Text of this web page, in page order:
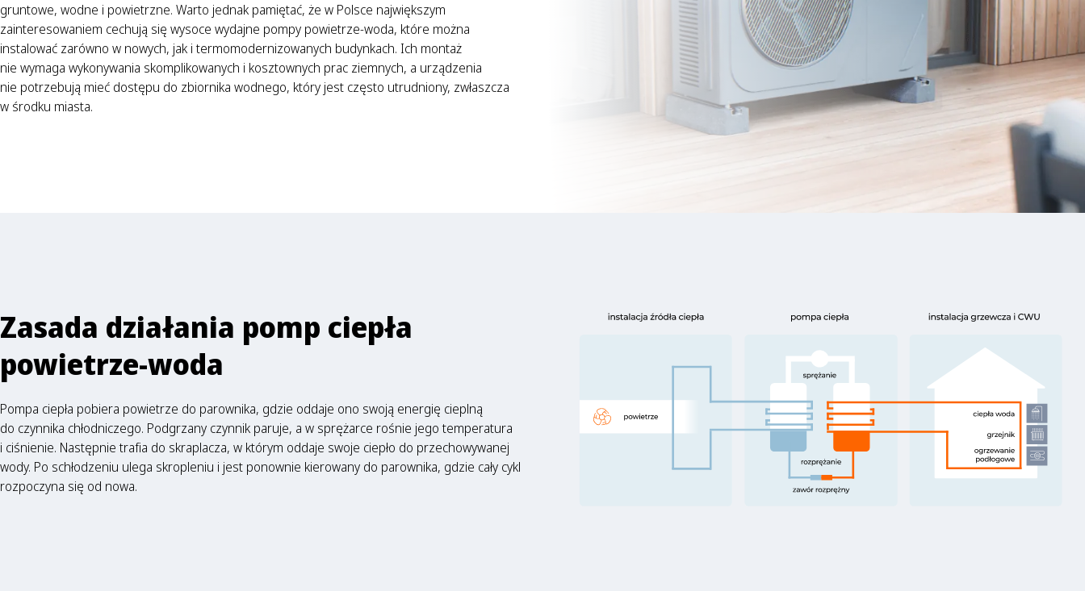
gruntowe, wodne i powietrzne. Warto jednak pamiętać, że w Polsce największym
zainteresowaniem cechują się wysoce wydajne pompy powietrze-woda, które można
instalować zarówno w nowych, jak i termomodernizowanych budynkach. Ich montaż
nie wymaga wykonywania skomplikowanych i kosztownych prac ziemnych, a urządzenia
nie potrzebują mieć dostępu do zbiornika wodnego, który jest często utrudniony, zwłaszcza
w środku miasta.
Zasada działania pomp ciepła
powietrze-woda
Pompa ciepła pobiera powietrze do parownika, gdzie oddaje ono swoją energię cieplną
do czynnika chłodniczego. Podgrzany czynnik paruje, a w sprężarce rośnie jego temperatura
i ciśnienie. Następnie trafia do skraplacza, w którym oddaje swoje ciepło do przechowywanej
wody. Po schłodzeniu ulega skropleniu i jest ponownie kierowany do parownika, gdzie cały cykl
rozpoczyna się od nowa.